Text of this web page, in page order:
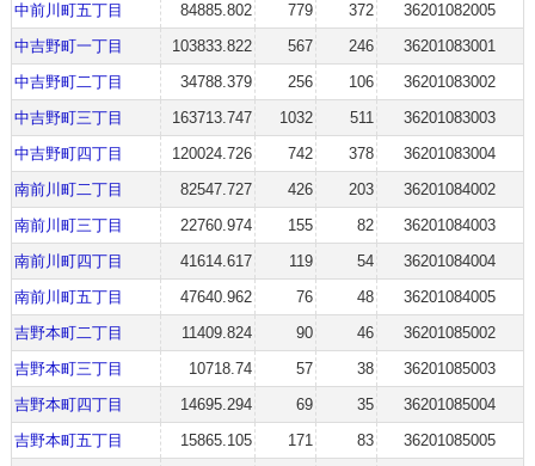
中前川町五丁目
84885.802 779 372
36201082005
中吉野町一丁目
103833.822 567 246
36201083001
中吉野町二丁目
34788.379 256 106
36201083002
中吉野町三丁目
163713.747 1032 511
36201083003
中吉野町四丁目
120024.726 742 378
36201083004
南前川町二丁目
82547.727 426 203
36201084002
南前川町三丁目
22760.974 155 82
36201084003
南前川町四丁目
41614.617 119 54
36201084004
南前川町五丁目
47640.962 76 48
36201084005
吉野本町二丁目
11409.824 90 46
36201085002
吉野本町三丁目
10718.74 57 38
36201085003
吉野本町四丁目
14695.294 69 35
36201085004
吉野本町五丁目
15865.105 171 83
36201085005